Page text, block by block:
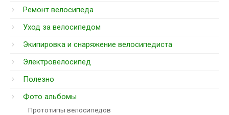
Ремонт велосипеда
Уход за велосипедом
Экипировка и снаряжение велосипедиста
Электровелосипед
Полезно
Фото альбомы
Прототипы велосипедов